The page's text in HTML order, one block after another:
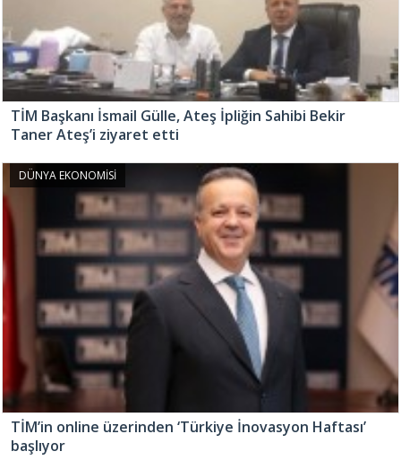
TİM Başkanı İsmail Gülle, Ateş İpliğin Sahibi Bekir
Taner Ateş’i ziyaret etti
DÜNYA EKONOMİSİ
TİM’in online üzerinden ‘Türkiye İnovasyon Haftası’
başlıyor